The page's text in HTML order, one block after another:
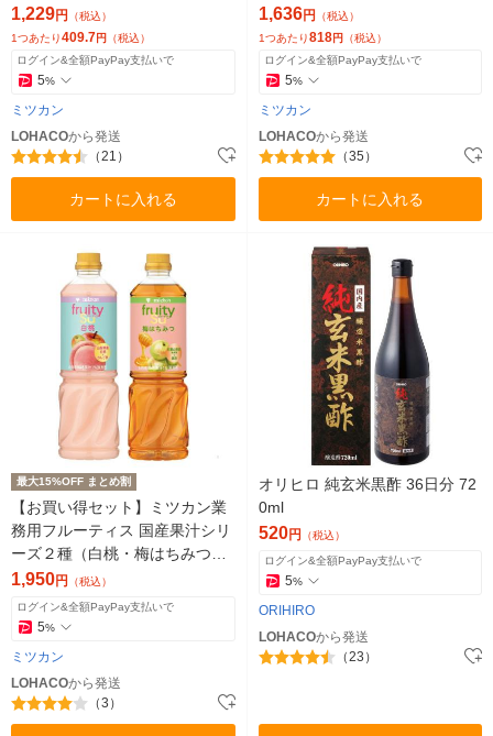
お酢ドリンク 国産玄米
1,229円 （税込）
1つあたり409.7円 （税込）
ログイン&全額PayPay支払いで
5%
ミツカン
LOHACOから発送
（21）
カートに入れる
飲むお酢 リンゴ酢（イチオシ）
1,636円 （税込）
1つあたり818円 （税込）
ログイン&全額PayPay支払いで
5%
ミツカン
LOHACOから発送
（35）
カートに入れる
最大15%OFF まとめ割
【お買い得セット】ミツカン業
務用フルーティス 国産果汁シリ
ーズ２種（白桃・梅はちみつ）
６倍濃縮 飲む酢
1,950円 （税込）
ログイン&全額PayPay支払いで
5%
ミツカン
LOHACOから発送
（3）
オリヒロ 純玄米黒酢 36日分 72
0ml
520円 （税込）
ログイン&全額PayPay支払いで
5%
ORIHIRO
LOHACOから発送
（23）